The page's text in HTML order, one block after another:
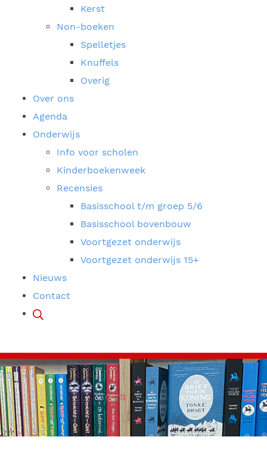
Kerst
Non-boeken
Spelletjes
Knuffels
Overig
Over ons
Agenda
Onderwijs
Info voor scholen
Kinderboekenweek
Recensies
Basisschool t/m groep 5/6
Basisschool bovenbouw
Voortgezet onderwijs
Voortgezet onderwijs 15+
Nieuws
Contact